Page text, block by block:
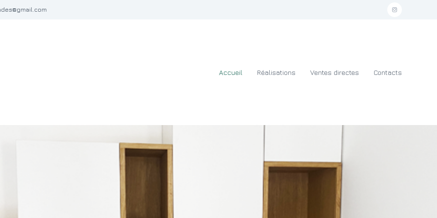
i
m
Accueil Réalisations Ventes directes Contacts